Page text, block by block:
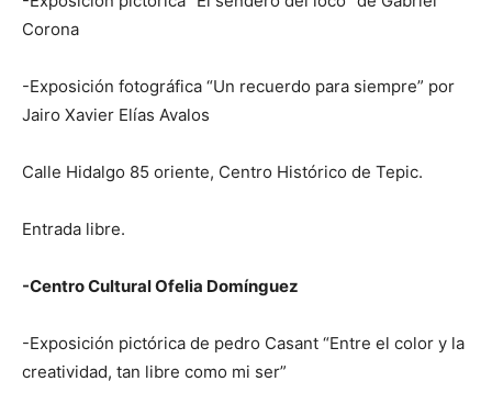
Corona
-Exposición fotográfica “Un recuerdo para siempre” por
Jairo Xavier Elías Avalos
Calle Hidalgo 85 oriente, Centro Histórico de Tepic.
Entrada libre.
-Centro Cultural Ofelia Domínguez
-Exposición pictórica de pedro Casant “Entre el color y la
creatividad, tan libre como mi ser”